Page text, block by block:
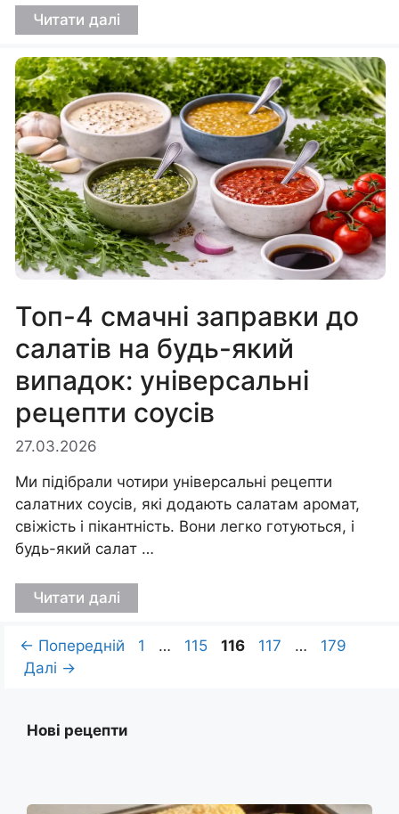
Читати далі
Топ-4 смачні заправки до
салатів на будь-який
випадок: універсальні
рецепти соусів
27.03.2026
Ми підібрали чотири універсальні рецепти
салатних соусів, які додають салатам аромат,
свіжість і пікантність. Вони легко готуються, і
будь-який салат …
Читати далі
← Попередній Сторінка
1 … Сторінка
115 Сторінка
116 Сторінка
117 … Сторінка
179
Далі →
Нові рецепти